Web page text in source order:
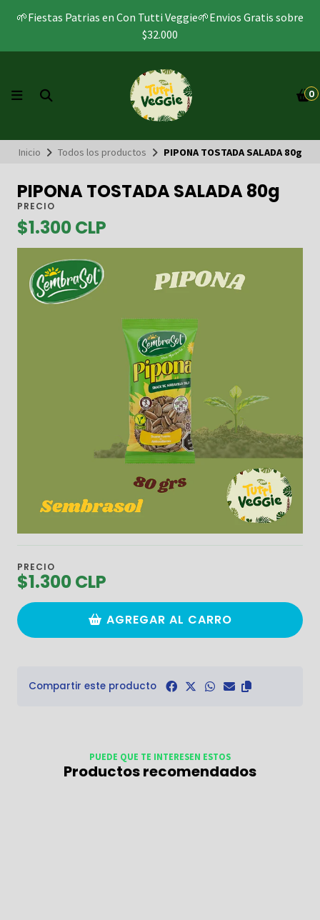
🌱Fiestas Patrias en Con Tutti Veggie🌱Envios Gratis sobre
$32.000
0
Inicio Todos los productos PIPONA TOSTADA SALADA 80g
PIPONA TOSTADA SALADA 80g
PRECIO
$1.300 CLP
PRECIO
$1.300 CLP
AGREGAR AL CARRO
Compartir este producto
PUEDE QUE TE INTERESEN ESTOS
Productos recomendados